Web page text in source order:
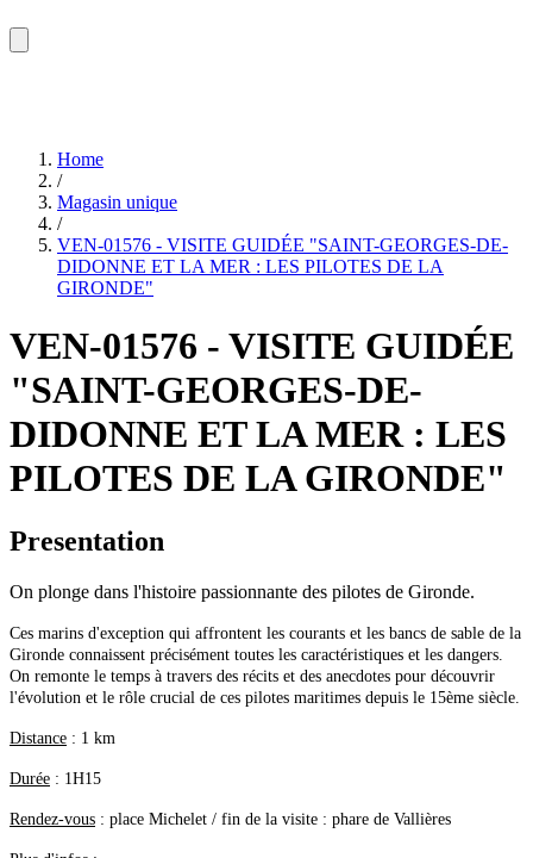
Home
/
Magasin unique
/
VEN-01576 - VISITE GUIDÉE "SAINT-GEORGES-DE-
DIDONNE ET LA MER : LES PILOTES DE LA
GIRONDE"
VEN-01576 - VISITE GUIDÉE
"SAINT-GEORGES-DE-
DIDONNE ET LA MER : LES
PILOTES DE LA GIRONDE"
Presentation
On plonge dans l'histoire passionnante des pilotes de Gironde.
Ces marins d'exception qui affrontent les courants et les bancs de sable de la
Gironde connaissent précisément toutes les caractéristiques et les dangers.
On remonte le temps à travers des récits et des anecdotes pour découvrir
l'évolution et le rôle crucial de ces pilotes maritimes depuis le 15ème siècle.
Distance : 1 km
Durée : 1H15
Rendez-vous : place Michelet / fin de la visite : phare de Vallières